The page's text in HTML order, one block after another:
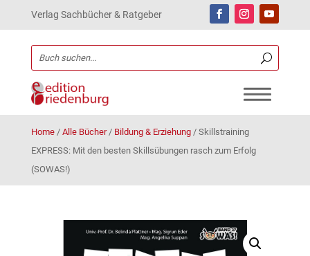
Verlag Sachbücher & Ratgeber
Home/ Alle Bücher/ Bildung & Erziehung/ Skillstraining
EXPRESS: Mit den besten Skillsübungen rasch zum Erfolg
(SOWAS!)